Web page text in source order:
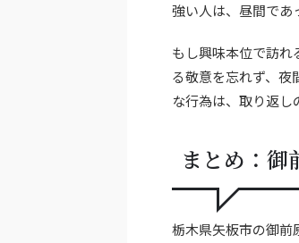
強い人は、昼間であ
もし興味本位で訪
る敬意を忘れず、夜
な行為は、取り返し
まとめ：御
栃木県矢板市の御前